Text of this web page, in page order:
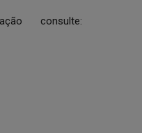
consulte: